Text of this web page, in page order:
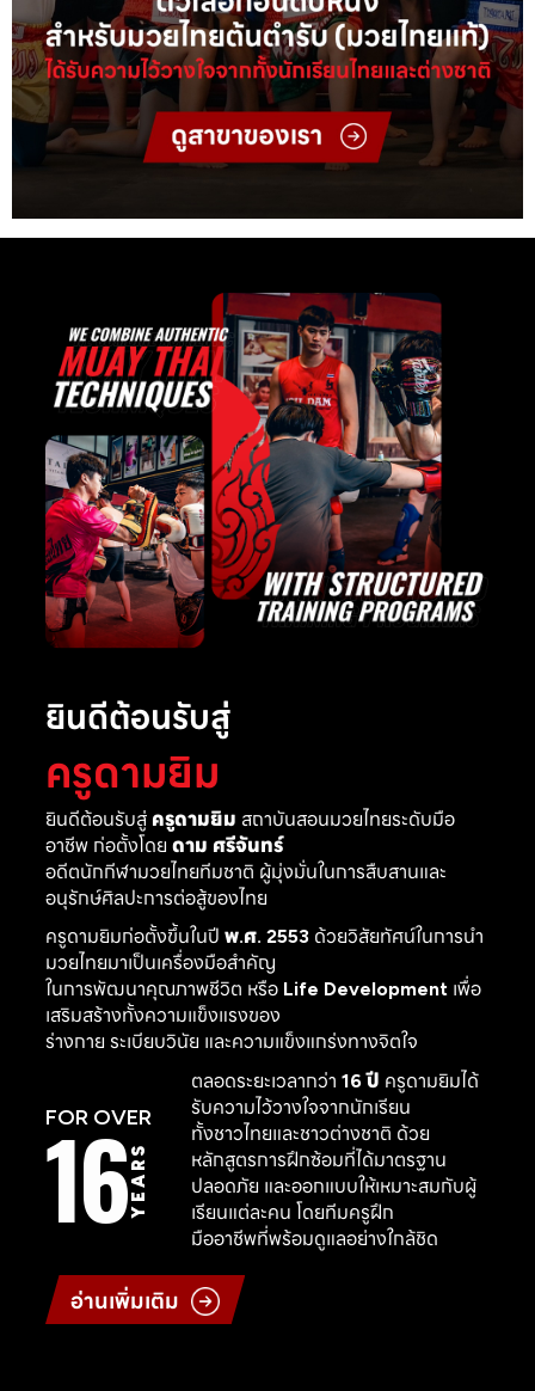
ยินดีต้อนรับสู่
ครูดามยิม
ยินดีต้อนรับสู่ ครูดามยิม สถาบันสอนมวยไทยระดับมือ
อาชีพ ก่อตั้งโดย ดาม ศรีจันทร์
อดีตนักกีฬามวยไทยทีมชาติ ผู้มุ่งมั่นในการสืบสานและ
อนุรักษ์ศิลปะการต่อสู้ของไทย
ครูดามยิมก่อตั้งขึ้นในปี พ.ศ. 2553ด้วยวิสัยทัศน์ในการนำ
มวยไทยมาเป็นเครื่องมือสำคัญ
ในการพัฒนาคุณภาพชีวิต หรือ Life Developmentเพื่อ
เสริมสร้างทั้งความแข็งแรงของ
ร่างกาย ระเบียบวินัย และความแข็งแกร่งทางจิตใจ
FOR OVER
16YEARS
ตลอดระยะเวลากว่า 16 ปี ครูดามยิมได้
รับความไว้วางใจจากนักเรียน
ทั้งชาวไทยและชาวต่างชาติ ด้วย
หลักสูตรการฝึกซ้อมที่ได้มาตรฐาน
ปลอดภัย และออกแบบให้เหมาะสมกับผู้
เรียนแต่ละคน โดยทีมครูฝึก
มืออาชีพที่พร้อมดูแลอย่างใกล้ชิด
อ่านเพิ่มเติม